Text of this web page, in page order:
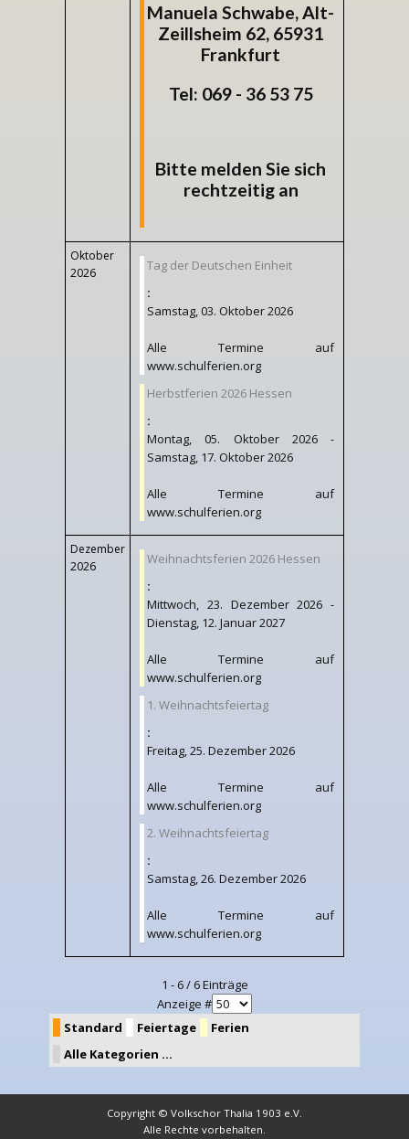
Manuela Schwabe, Alt-
Zeillsheim 62, 65931
Frankfurt
Tel: 069 - 36 53 75
Bitte melden Sie sich
rechtzeitig an
Oktober
2026
Tag der Deutschen Einheit
:
Samstag, 03. Oktober 2026
Alle Termine auf
www.schulferien.org
Herbstferien 2026 Hessen
:
Montag, 05. Oktober 2026 -
Samstag, 17. Oktober 2026
Alle Termine auf
www.schulferien.org
Dezember
2026
Weihnachtsferien 2026 Hessen
:
Mittwoch, 23. Dezember 2026 -
Dienstag, 12. Januar 2027
Alle Termine auf
www.schulferien.org
1. Weihnachtsfeiertag
:
Freitag, 25. Dezember 2026
Alle Termine auf
www.schulferien.org
2. Weihnachtsfeiertag
:
Samstag, 26. Dezember 2026
Alle Termine auf
www.schulferien.org
Limite der Paginierungsliste
1 - 6 / 6 Einträge
Anzeige #
Standard
Feiertage
Ferien
Alle Kategorien ...
Copyright © Volkschor Thalia 1903 e.V.
Alle Rechte vorbehalten.